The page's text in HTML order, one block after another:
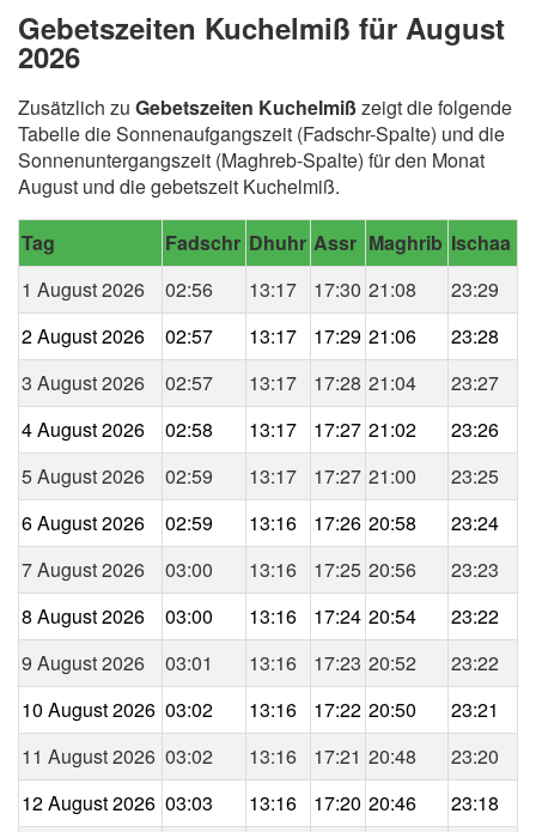
Gebetszeiten Kuchelmiß für August
2026
Zusätzlich zu Gebetszeiten Kuchelmißzeigt die folgende
Tabelle die Sonnenaufgangszeit (Fadschr-Spalte) und die
Sonnenuntergangszeit (Maghreb-Spalte) für den Monat
August und die gebetszeit Kuchelmiß.
Tag Fadschr Dhuhr Assr Maghrib Ischaa
1 August 2026
02:56 13:17 17:30 21:08
23:29
2 August 2026
02:57 13:17 17:29 21:06
23:28
3 August 2026
02:57 13:17 17:28 21:04
23:27
4 August 2026
02:58 13:17 17:27 21:02
23:26
5 August 2026
02:59 13:17 17:27 21:00
23:25
6 August 2026
02:59 13:16 17:26 20:58
23:24
7 August 2026
03:00 13:16 17:25 20:56
23:23
8 August 2026
03:00 13:16 17:24 20:54
23:22
9 August 2026
03:01 13:16 17:23 20:52
23:22
10 August 2026 03:02 13:16 17:22 20:50
23:21
11 August 2026 03:02 13:16 17:21 20:48
23:20
12 August 2026 03:03 13:16 17:20 20:46
23:18